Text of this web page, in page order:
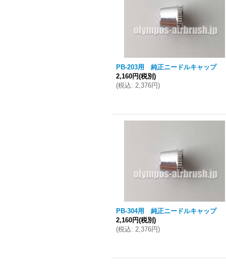
PB-203用 純正ニードルキャップ
2,160円(税別)
(税込: 2,376円)
PB-304用 純正ニードルキャップ
2,160円(税別)
(税込: 2,376円)